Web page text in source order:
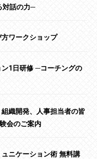
対話の力─
ワークショップ
1日研修 ─コーチングの
織開発、人事担当者の皆
会のご案内
ニケーション術 無料講